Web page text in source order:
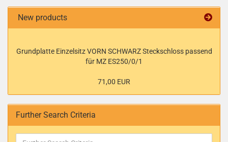
New products
Grundplatte Einzelsitz VORN SCHWARZ Steckschloss passend
für MZ ES250/0/1
71,00 EUR
Further Search Criteria